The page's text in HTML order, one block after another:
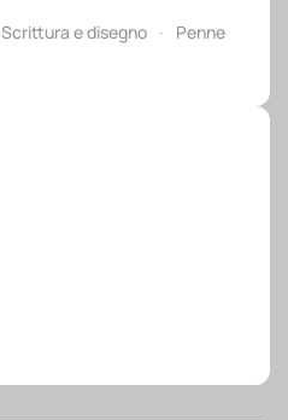
Scrittura e disegno
Penne